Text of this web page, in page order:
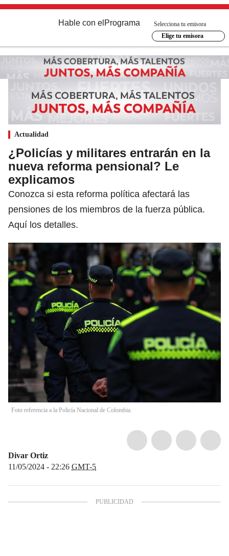
Hable con el Programa
Selecciona tu emisora
Elige tu emisora
Actualidad
¿Policías y militares entrarán en la
nueva reforma pensional? Le
explicamos
Conozca si esta reforma política afectará las
pensiones de los miembros de la fuerza pública.
Aquí los detalles.
Foto referencia a la Policía Nacional de Colombia.
Divar Ortiz
11/05/2024 - 22:26 GMT-5